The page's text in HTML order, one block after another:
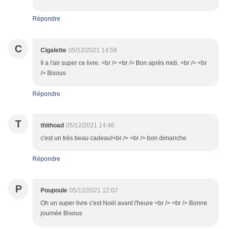
Répondre
C Cigalette 05/12/2021 14:58
Il a l'air super ce livre. <br /> <br /> Bon après midi. <br /> <br
/> Bisous
Répondre
T thithoad 05/12/2021 14:46
c'est un très beau cadeau!<br /> <br /> bon dimanche
Répondre
P Poupoule 05/12/2021 12:07
Oh un super livre c'est Noël avant l'heure <br /> <br /> Bonne
journée Bisous